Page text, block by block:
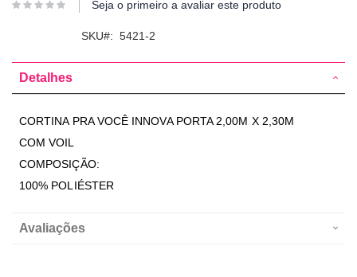
Seja o primeiro a avaliar este produto
SKU 5421-2
Detalhes
CORTINA PRA VOCÊ INNOVA PORTA 2,00M X 2,30M
COM VOIL
COMPOSIÇÃO:
100% POLIÉSTER
Avaliações